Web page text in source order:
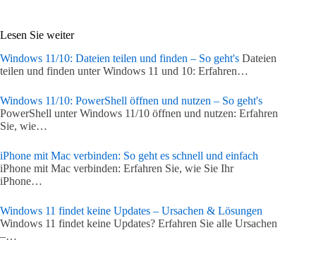
Lesen Sie weiter
Windows 11/10: Dateien teilen und finden – So geht's Dateien
teilen und finden unter Windows 11 und 10: Erfahren…
Windows 11/10: PowerShell öffnen und nutzen – So geht's
PowerShell unter Windows 11/10 öffnen und nutzen: Erfahren
Sie, wie…
iPhone mit Mac verbinden: So geht es schnell und einfach
iPhone mit Mac verbinden: Erfahren Sie, wie Sie Ihr
iPhone…
Windows 11 findet keine Updates – Ursachen & Lösungen
Windows 11 findet keine Updates? Erfahren Sie alle Ursachen
–…